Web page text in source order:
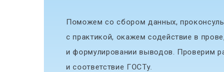
Поможем со сбором данных,
с практикой, окажем содействие в
и формулировании выводов. Проверим
и соответствие ГОСТу.